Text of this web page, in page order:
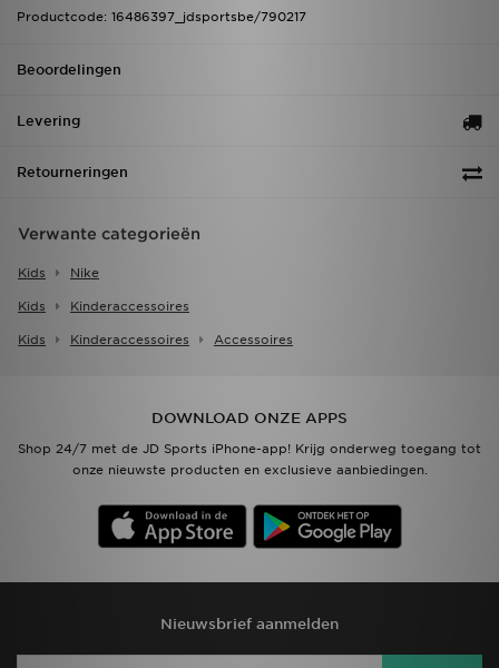
Productcode: 16486397_jdsportsbe/790217
Beoordelingen
Levering
Retourneringen
Verwante categorieën
Kids Nike
Kids Kinderaccessoires
Kids Kinderaccessoires Accessoires
DOWNLOAD ONZE APPS
Shop 24/7 met de JD Sports iPhone-app! Krijg onderweg toegang tot
onze nieuwste producten en exclusieve aanbiedingen.
Nieuwsbrief aanmelden